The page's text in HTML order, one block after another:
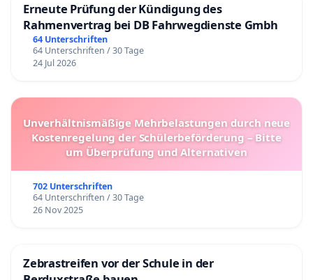
Erneute Prüfung der Kündigung des
Rahmenvertrag bei DB Fahrwegdienste Gmbh
64 Unterschriften
64 Unterschriften / 30 Tage
24 Jul 2026
Unverhältnismäßige Mehrbelastungen durch neue
Kostenregelung der Schülerbeförderung – Bitte
um Überprüfung und Alternativen
702 Unterschriften
64 Unterschriften / 30 Tage
26 Nov 2025
Zebrastreifen vor der Schule in der